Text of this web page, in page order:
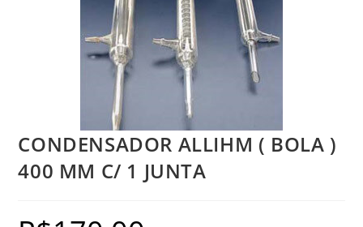
CONDENSADOR ALLIHM ( BOLA )
400 MM C/ 1 JUNTA